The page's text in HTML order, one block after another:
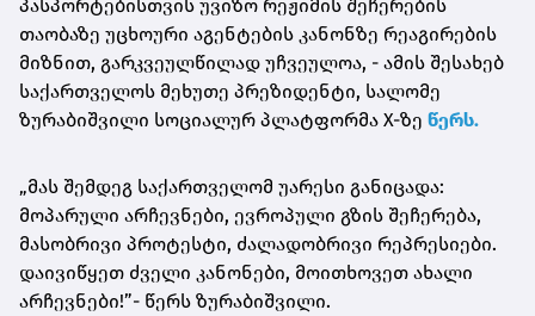
პასპორტებისთვის უვიზო რეჟიმის შეჩერების
თაობაზე უცხოური აგენტების კანონზე რეაგირების
მიზნით, გარკვეულწილად უჩვეულოა, - ამის შესახებ
საქართველოს მეხუთე პრეზიდენტი, სალომე
ზურაბიშვილი სოციალურ პლატფორმა X-ზე წერს.
„მას შემდეგ საქართველომ უარესი განიცადა:
მოპარული არჩევნები, ევროპული გზის შეჩერება,
მასობრივი პროტესტი, ძალადობრივი რეპრესიები.
დაივიწყეთ ძველი კანონები, მოითხოვეთ ახალი
არჩევნები!”- წერს ზურაბიშვილი.